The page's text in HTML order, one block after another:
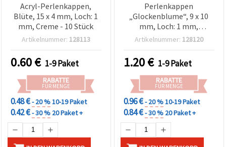
Acryl-Perlenkappen,
Blüte, 15 x 4 mm, Loch: 1
mm, Creme - 10 Stück
Artikelnummer: 128113
0.60€ 1-9 Paket
RABATTE
FÜR MENGE
0.48 €- 20 %10-19 Paket
0.42 €- 30 % 20 Paket +
Perlenkappen
„Glockenblume“, 9 x 10
mm, Loch: 1 mm,
cremefarben – 50 Stück
Artikelnummer: 128120
1.20€ 1-9 Paket
RABATTE
FÜR MENGE
0.96 €- 20 %10-19 Paket
0.84 €- 30 % 20 Paket +